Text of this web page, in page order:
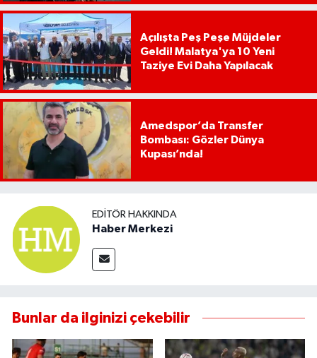
Açılışta Peş Peşe Müjdeler
Geldi! Malatya'ya 10 Yeni
Taziye Evi Daha Yapılacak
Amedspor’da Transfer
Bombası: Gözler Dünya
Kupası’nda!
EDITÖR HAKKINDA
Haber Merkezi
Bunlar da ilginizi çekebilir